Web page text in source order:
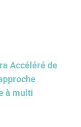
Accéléré de
à multi